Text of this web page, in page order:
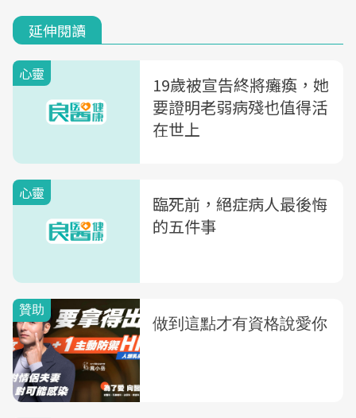
延伸閱讀
心靈
19歲被宣告終將癱瘓，她
要證明老弱病殘也值得活
在世上
心靈
臨死前，絕症病人最後悔
的五件事